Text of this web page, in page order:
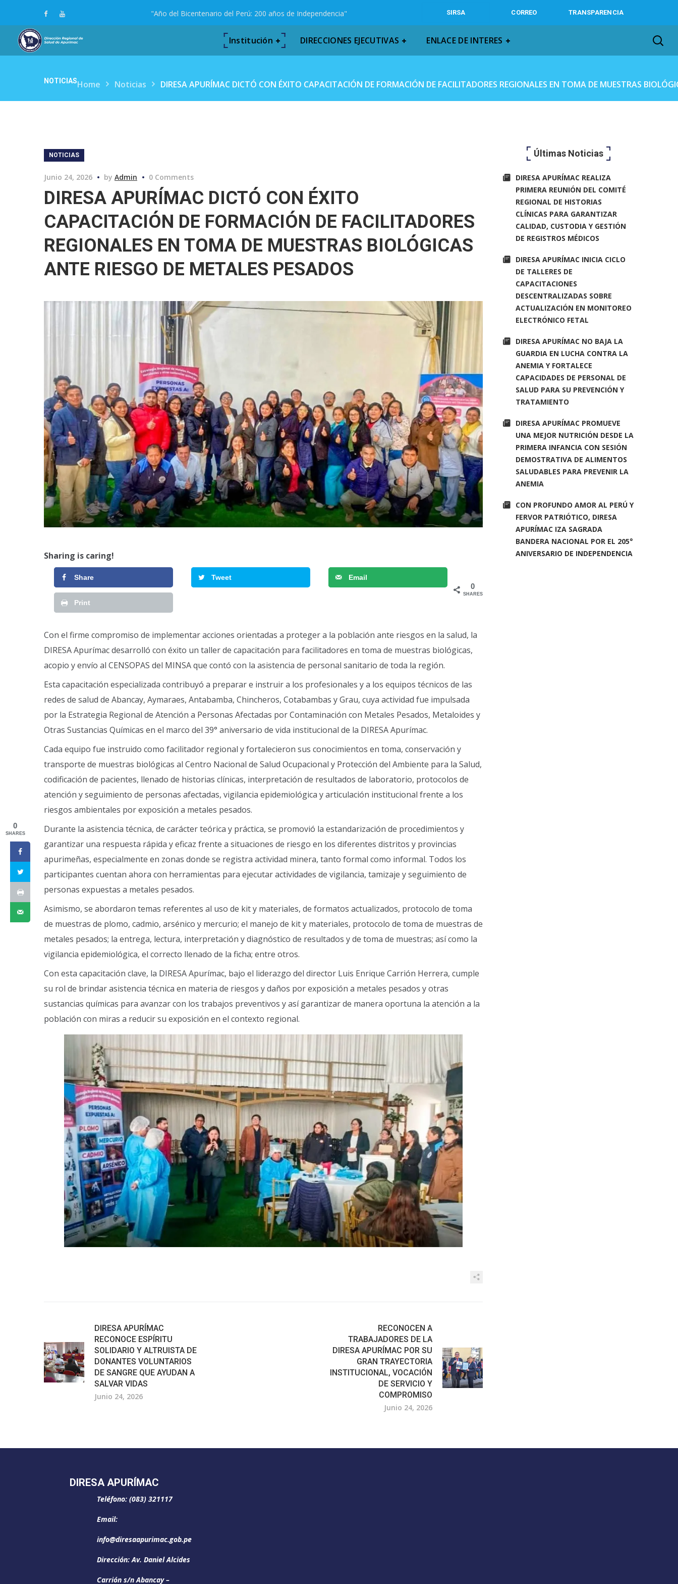
"Año del Bicentenario del Perú: 200 años de Independencia" SIRSA CORREO TRANSPARENCIA
Institución DIRECCIONES EJECUTIVAS ENLACE DE INTERES
NOTICIASHome Noticias DIRESA APURÍMAC DICTÓ CON ÉXITO CAPACITACIÓN DE FORMACIÓN DE FACILITADORES REGIONALES EN TOMA DE MUESTRAS
NOTICIAS
Junio 24, 2026 by Admin 0 Comments
DIRESA APURÍMAC DICTÓ CON ÉXITO
CAPACITACIÓN DE FORMACIÓN DE FACILITADORES
REGIONALES EN TOMA DE MUESTRAS BIOLÓGICAS
ANTE RIESGO DE METALES PESADOS
Sharing is caring!
Share Tweet Email
Print
0
SHARES
Con el firme compromiso de implementar acciones orientadas a proteger a la población ante riesgos en la salud, la
DIRESA Apurímac desarrolló con éxito un taller de capacitación para facilitadores en toma de muestras biológicas,
acopio y envío al CENSOPAS del MINSA que contó con la asistencia de personal sanitario de toda la región.
Esta capacitación especializada contribuyó a preparar e instruir a los profesionales y a los equipos técnicos de las
redes de salud de Abancay, Aymaraes, Antabamba, Chincheros, Cotabambas y Grau, cuya actividad fue impulsada
por la Estrategia Regional de Atención a Personas Afectadas por Contaminación con Metales Pesados, Metaloides y
Otras Sustancias Químicas en el marco del 39° aniversario de vida institucional de la DIRESA Apurímac.
Cada equipo fue instruido como facilitador regional y fortalecieron sus conocimientos en toma, conservación y
transporte de muestras biológicas al Centro Nacional de Salud Ocupacional y Protección del Ambiente para la Salud,
codificación de pacientes, llenado de historias clínicas, interpretación de resultados de laboratorio, protocolos de
atención y seguimiento de personas afectadas, vigilancia epidemiológica y articulación institucional frente a los
riesgos ambientales por exposición a metales pesados.
Durante la asistencia técnica, de carácter teórica y práctica, se promovió la estandarización de procedimientos y
garantizar una respuesta rápida y eficaz frente a situaciones de riesgo en los diferentes distritos y provincias
apurimeñas, especialmente en zonas donde se registra actividad minera, tanto formal como informal. Todos los
participantes cuentan ahora con herramientas para ejecutar actividades de vigilancia, tamizaje y seguimiento de
personas expuestas a metales pesados.
Asimismo, se abordaron temas referentes al uso de kit y materiales, de formatos actualizados, protocolo de toma
de muestras de plomo, cadmio, arsénico y mercurio; el manejo de kit y materiales, protocolo de toma de muestras de
metales pesados; la entrega, lectura, interpretación y diagnóstico de resultados y de toma de muestras; así como la
vigilancia epidemiológica, el correcto llenado de la ficha; entre otros.
Con esta capacitación clave, la DIRESA Apurímac, bajo el liderazgo del director Luis Enrique Carrión Herrera, cumple
su rol de brindar asistencia técnica en materia de riesgos y daños por exposición a metales pesados y otras
sustancias químicas para avanzar con los trabajos preventivos y así garantizar de manera oportuna la atención a la
población con miras a reducir su exposición en el contexto regional.
DIRESA APURÍMAC
RECONOCE ESPÍRITU
SOLIDARIO Y ALTRUISTA DE
DONANTES VOLUNTARIOS
DE SANGRE QUE AYUDAN A
SALVAR VIDAS
Junio 24, 2026
RECONOCEN A
TRABAJADORES DE LA
DIRESA APURÍMAC POR SU
GRAN TRAYECTORIA
INSTITUCIONAL, VOCACIÓN
DE SERVICIO Y
COMPROMISO
Junio 24, 2026
Últimas Noticias
DIRESA APURÍMAC REALIZA
PRIMERA REUNIÓN DEL COMITÉ
REGIONAL DE HISTORIAS
CLÍNICAS PARA GARANTIZAR
CALIDAD, CUSTODIA Y GESTIÓN
DE REGISTROS MÉDICOS
DIRESA APURÍMAC INICIA CICLO
DE TALLERES DE
CAPACITACIONES
DESCENTRALIZADAS SOBRE
ACTUALIZACIÓN EN MONITOREO
ELECTRÓNICO FETAL
DIRESA APURÍMAC NO BAJA LA
GUARDIA EN LUCHA CONTRA LA
ANEMIA Y FORTALECE
CAPACIDADES DE PERSONAL DE
SALUD PARA SU PREVENCIÓN Y
TRATAMIENTO
DIRESA APURÍMAC PROMUEVE
UNA MEJOR NUTRICIÓN DESDE LA
PRIMERA INFANCIA CON SESIÓN
DEMOSTRATIVA DE ALIMENTOS
SALUDABLES PARA PREVENIR LA
ANEMIA
CON PROFUNDO AMOR AL PERÚ Y
FERVOR PATRIÓTICO, DIRESA
APURÍMAC IZA SAGRADA
BANDERA NACIONAL POR EL 205°
ANIVERSARIO DE INDEPENDENCIA
DIRESA APURÍMAC
Teléfono: (083) 321117
Email:
info@diresaapurimac.gob.pe
Dirección: Av. Daniel Alcides
Carrión s/n Abancay –
0
SHARES